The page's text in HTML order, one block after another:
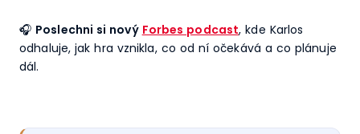
🎧 Poslechni si nový Forbes podcast, kde Karlos
odhaluje, jak hra vznikla, co od ní očekává a co plánuje
dál.